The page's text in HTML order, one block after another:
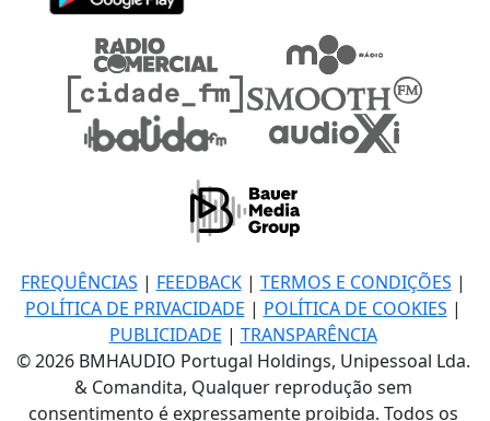
FREQUÊNCIAS | FEEDBACK| TERMOS E CONDIÇÕES |
POLÍTICA DE PRIVACIDADE | POLÍTICA DE COOKIES |
PUBLICIDADE | TRANSPARÊNCIA
© 2026 BMHAUDIO Portugal Holdings, Unipessoal Lda.
& Comandita, Qualquer reprodução sem
consentimento é expressamente proibida. Todos os